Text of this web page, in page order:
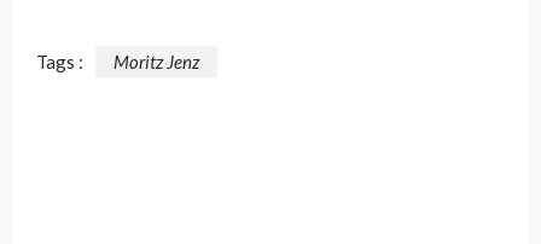
Tags : Moritz Jenz